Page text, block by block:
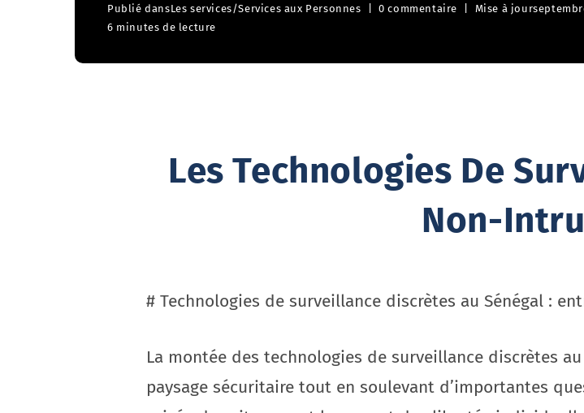
Publié dansLes services/Services aux Personnes 0 commentaire Mise à jour
6 minutes de lecture
Les Technologies De
Non-
# Technologies de surveillance discrètes au Sénégal :
La montée des technologies de surveillance discrètes
paysage sécuritaire tout en soulevant d’importantes